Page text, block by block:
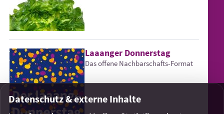
Laaanger Donnerstag
Das offene Nachbarschafts-Format
Datenschutz & externe Inhalte